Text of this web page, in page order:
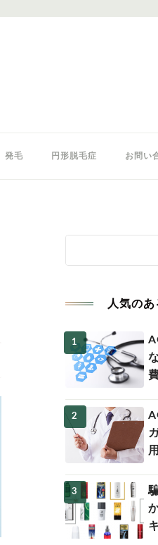
発毛 円形脱毛症 お問い
人気の
女性の薄毛